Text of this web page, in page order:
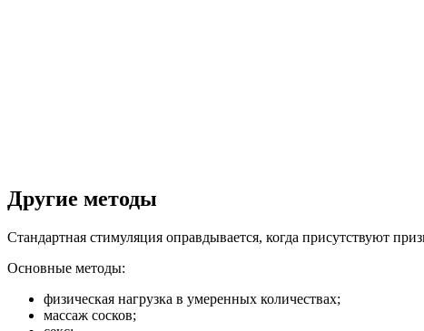
Другие методы
Стандартная стимуляция оправдывается, когда присутствуют
Основные методы:
физическая нагрузка в умеренных количествах;
массаж сосков;